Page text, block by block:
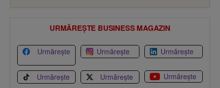
URMĂREȘTE BUSINESS MAGAZIN
Urmărește Urmărește Urmărește
Urmărește Urmărește
Urmărește